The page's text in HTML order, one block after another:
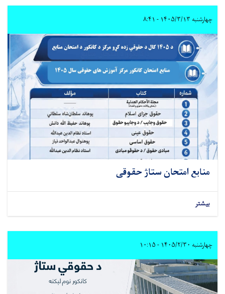
چهارشنبه ۱۴۰۵/۳/۱۳ - ۸:۴۱
منابع امتحان ستاژ حقوقی
بیشتر
چهارشنبه ۱۴۰۵/۲/۳۰ - ۱۰:۱۵